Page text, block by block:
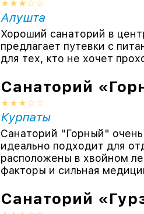
Алушта
Хороший санаторий в
предлагает путевки с
для тех, кто не хочет
Санаторий
Курпаты
Санаторий "Горный"
идеально подходит для
расположены в хвойном
факторы и сильная
Санаторий